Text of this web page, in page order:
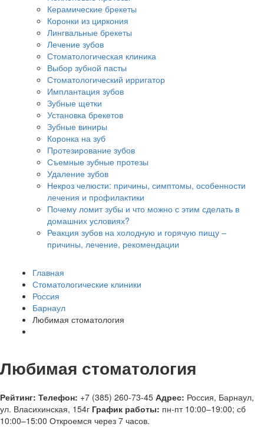
Керамические брекеты
Коронки из циркония
Лингвальные брекеты
Лечение зубов
Стоматологическая клиника
Выбор зубной пасты
Стоматологический ирригатор
Имплантация зубов
Зубные щетки
Установка брекетов
Зубные виниры
Коронка на зуб
Протезирование зубов
Съемные зубные протезы
Удаление зубов
Некроз челюсти: причины, симптомы, особенности
лечения и профилактики
Почему ломит зубы и что можно с этим сделать в
домашних условиях?
Реакция зубов на холодную и горячую пищу –
причины, лечение, рекомендации
Главная
Стоматологические клиники
Россия
Барнаул
Любимая стоматология
Любимая стоматология
Рейтинг: Телефон: +7 (385) 260-73-45 Адрес: Россия, Барнаул,
ул. Власихинская, 154г График работы: пн-пт 10:00–19:00; сб
10:00–15:00 Откроемся через 7 часов.